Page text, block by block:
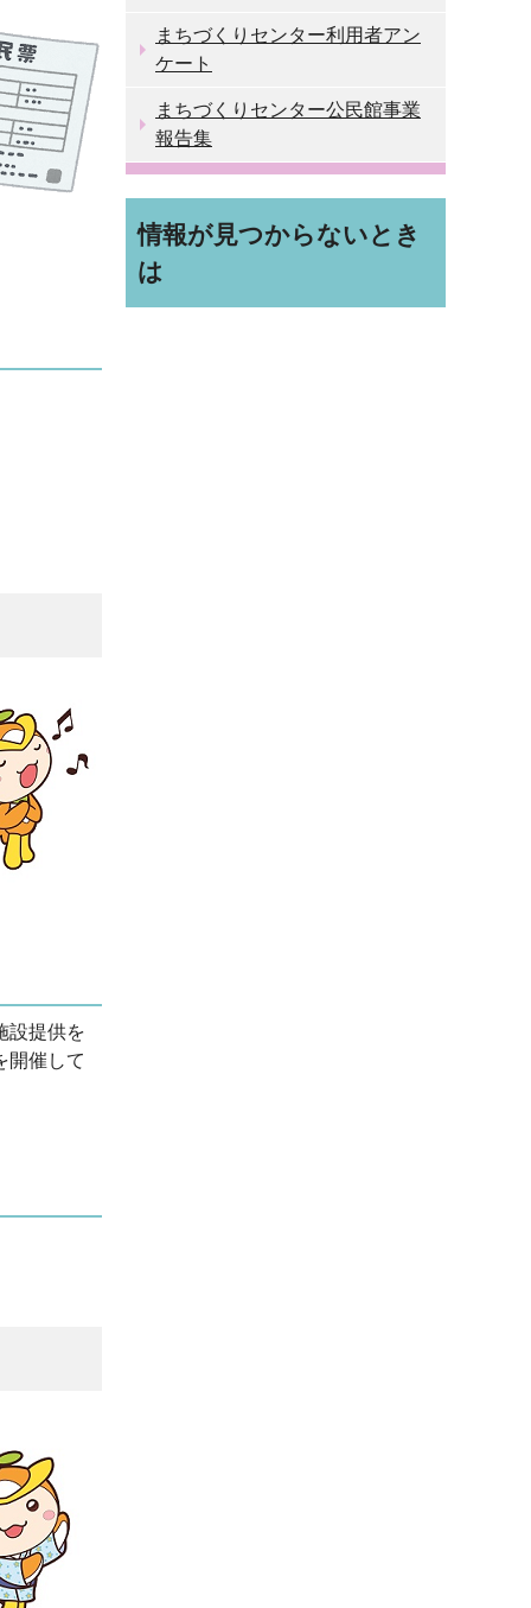
設提供を
開催して
まちづくりセンター利用者アン
ケート
まちづくりセンター公民館事業
報告集
情報が見つからないとき
は